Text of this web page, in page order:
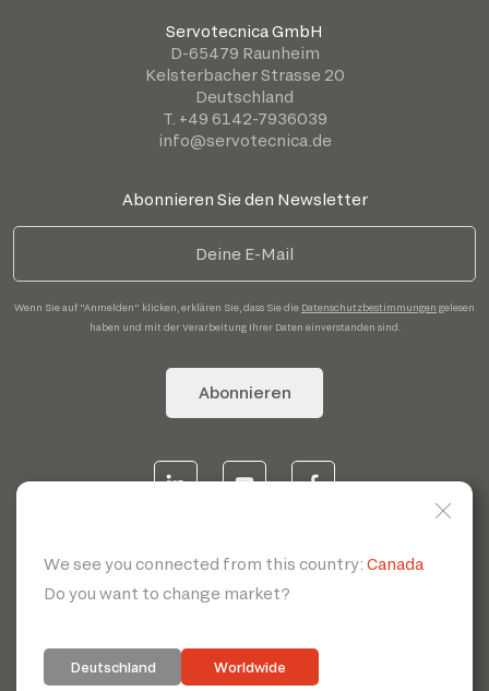
Servotecnica GmbH
D-65479 Raunheim
Kelsterbacher Strasse 20
Deutschland
T. +49 6142-7936039
info@servotecnica.de
Abonnieren Sie den Newsletter
Wenn Sie auf "Anmelden" klicken, erklären Sie, dass Sie die Datenschutzbestimmungen gelesen
haben und mit der Verarbeitung Ihrer Daten einverstanden sind.
Abonnieren
1902780 C.S 468.000,00€